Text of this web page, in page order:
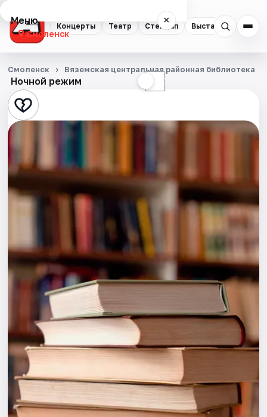
Концерты Театр Стендап Выставки
Меню ×
Смоленск
Концерты
Театр
Стендап
Выставки
Экскурсии
Спорт
Города
Площадки
Артисты
Рейтинги
Ночной режим ☾
Смоленск Вяземская центральная районная библиотека